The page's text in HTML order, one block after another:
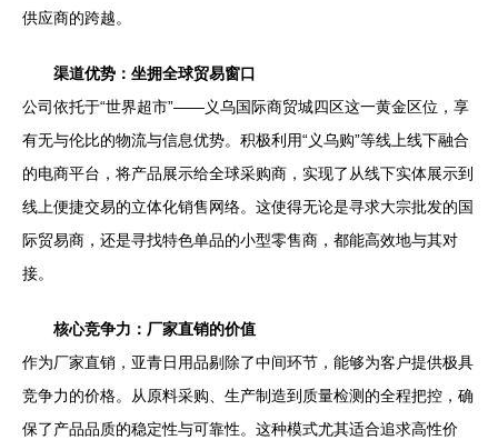
供应商的跨越。
渠道优势：坐拥全球贸易窗口
公司依托于“世界超市”——义乌国际商贸城四区这一黄金区位，享
有无与伦比的物流与信息优势。积极利用“义乌购”等线上线下融合
的电商平台，将产品展示给全球采购商，实现了从线下实体展示到
线上便捷交易的立体化销售网络。这使得无论是寻求大宗批发的国
际贸易商，还是寻找特色单品的小型零售商，都能高效地与其对
接。
核心竞争力：厂家直销的价值
作为厂家直销，亚青日用品剔除了中间环节，能够为客户提供极具
竞争力的价格。从原料采购、生产制造到质量检测的全程把控，确
保了产品品质的稳定性与可靠性。这种模式尤其适合追求高性价